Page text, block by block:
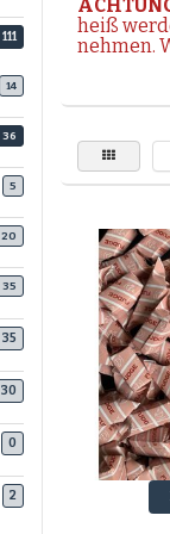
111
14
36
5
20
35
35
30
0
2
heiß
nehmen.
Ihrem
Warum
Von
über 15
denen